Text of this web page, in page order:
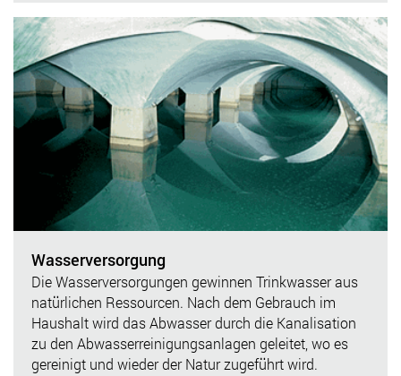
Wasserversorgung
Die Wasserversorgungen gewinnen Trinkwasser aus
natürlichen Ressourcen. Nach dem Gebrauch im
Haushalt wird das Abwasser durch die Kanalisation
zu den Abwasserreinigungsanlagen geleitet, wo es
gereinigt und wieder der Natur zugeführt wird.